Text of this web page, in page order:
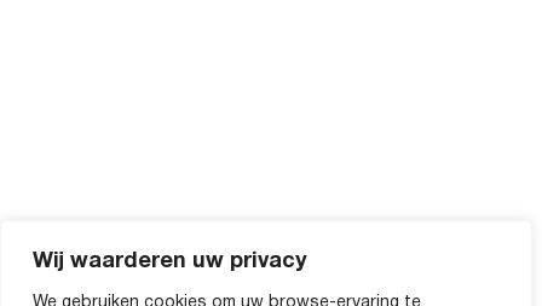
Wij waarderen uw privacy